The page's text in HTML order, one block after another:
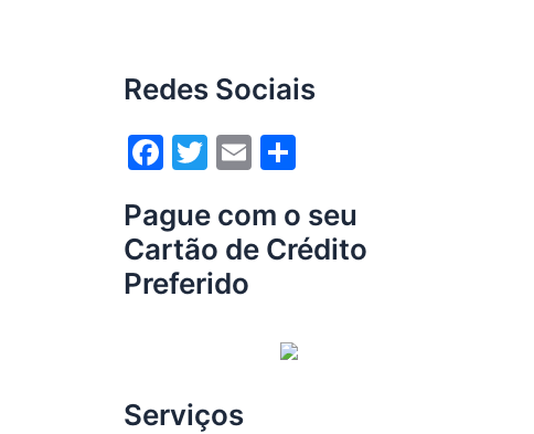
Redes Sociais
F
c
e
b
k
T
itt
er
E
ai
l
ar
e
Pague com o seu
Cartão de Crédito
Preferido
Serviços